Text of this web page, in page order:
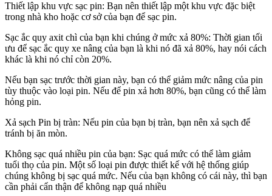
Thiết lập khu vực sạc pin: Bạn nên thiết lập một khu vực đặc biệt
trong nhà kho hoặc cơ sở của bạn để sạc pin.
Sạc ắc quy axit chì của bạn khi chúng ở mức xả 80%: Thời gian tối
ưu để sạc ắc quy xe nâng của bạn là khi nó đã xả 80%, hay nói cách
khác là khi nó chỉ còn 20%.
Nếu bạn sạc trước thời gian này, bạn có thể giảm mức nâng của pin
tùy thuộc vào loại pin. Nếu để pin xả hơn 80%, bạn cũng có thể làm
hỏng pin.
Xả sạch Pin bị tràn: Nếu pin của bạn bị tràn, bạn nên xả sạch để
tránh bị ăn mòn.
Không sạc quá nhiều pin của bạn: Sạc quá mức có thể làm giảm
tuổi thọ của pin. Một số loại pin được thiết kế với hệ thống giúp
chúng không bị sạc quá mức. Nếu của bạn không có cái này, thì bạn
cần phải cẩn thận để không nạp quá nhiều